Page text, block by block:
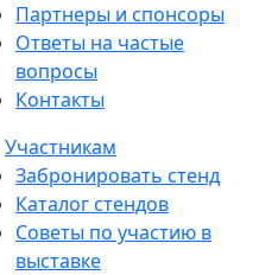
Партнеры и спонсоры
Ответы на частые
вопросы
Контакты
Участникам
Забронировать стенд
Каталог стендов
Советы по участию в
выставке